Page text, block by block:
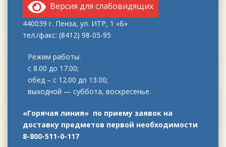
Версия для слабовидящих
440039 г. Пенза, ул. ИТР, 1 «Б»
тел./факс: (8412) 98-05-95
Режим работы:
с 8.00 до 17.00;
обед – с 12.00 до 13.00;
выходной — суббота, воскресенье.
«Горячая линия» по приему заявок на
доставку предметов первой необходимости
8-800-511-0-117